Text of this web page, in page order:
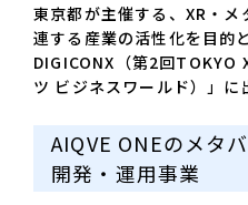
東京都が主催する、XR・
連する産業の活性化を目的
DIGICONX（第2回TOKYO
ツ ビジネスワールド）」に
AIQVE ONEのメタ
開発・運用事業